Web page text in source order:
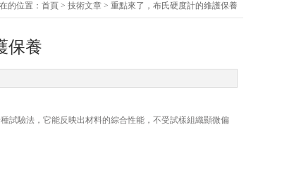
的位置： 首頁 > 技術文章 > 重點來了，布氏硬度計的維護保養
保養
驗法，它能反映出材料的綜合性能，不受試樣組織顯微偏